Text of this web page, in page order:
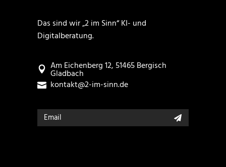
Das sind wir „2 im Sinn“ KI- und
Digitalberatung.
Am Eichenberg 12, 51465 Bergisch
Gladbach
kontakt@2-im-sinn.de